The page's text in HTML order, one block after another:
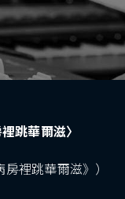
跳華爾滋〉
裡跳華爾滋》）